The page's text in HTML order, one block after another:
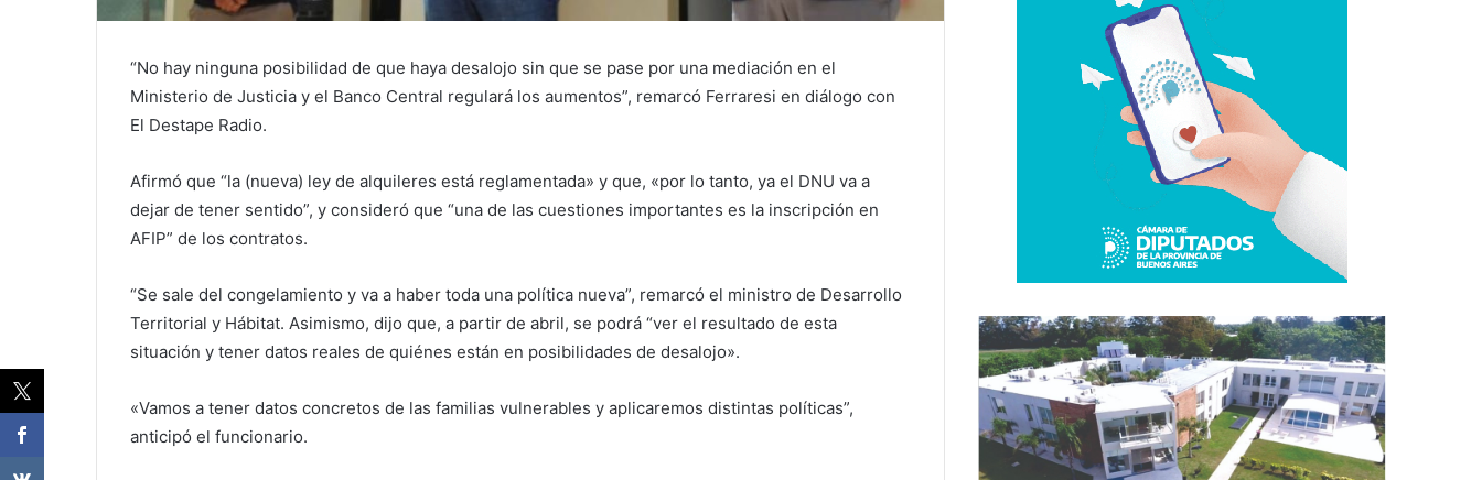
“No hay ninguna posibilidad de que haya desalojo sin que se pase por una mediación en el
Ministerio de Justicia y el Banco Central regulará los aumentos”, remarcó Ferraresi en diálogo con
El Destape Radio.
Afirmó que “la (nueva) ley de alquileres está reglamentada» y que, «por lo tanto, ya el DNU va a
dejar de tener sentido”, y consideró que “una de las cuestiones importantes es la inscripción en
AFIP” de los contratos.
“Se sale del congelamiento y va a haber toda una política nueva”, remarcó el ministro de Desarrollo
Territorial y Hábitat. Asimismo, dijo que, a partir de abril, se podrá “ver el resultado de esta
situación y tener datos reales de quiénes están en posibilidades de desalojo».
«Vamos a tener datos concretos de las familias vulnerables y aplicaremos distintas políticas”,
anticipó el funcionario.